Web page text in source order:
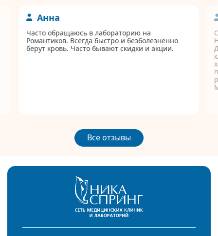
Анна
Часто обращаюсь в лабораторию на
Романтиков. Всегда быстро и безболезненно
берут кровь. Часто бывают скидки и акции.
Все отзывы